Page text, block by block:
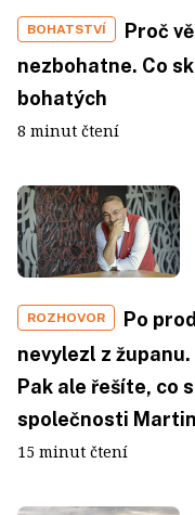
BOHATSTVÍ
Proč
nezbohatne. Co
bohatých
8 minut čtení
ROZHOVOR
Po
nevylezl z
Pak ale řešíte, co
společnosti
15 minut čtení